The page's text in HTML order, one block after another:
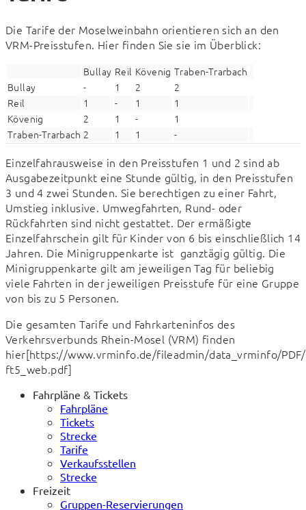
Die Tarife der Moselweinbahn orientieren sich an den
VRM-Preisstufen. Hier finden Sie sie im Überblick:
Bullay Reil Kövenig Traben-Trarbach
Bullay
- 1 2
2
Reil
1 - 1
1
Kövenig
2 1 -
1
Traben-Trarbach 2 1 1 -
Einzelfahrausweise in den Preisstufen 1 und 2 sind ab
Ausgabezeitpunkt eine Stunde gültig, in den Preisstufen
3 und 4 zwei Stunden. Sie berechtigen zu einer Fahrt,
Umstieg inklusive. Umwegfahrten, Rund- oder
Rückfahrten sind nicht gestattet. Der ermäßigte
Einzelfahrschein gilt für Kinder von 6 bis einschließlich 14
Jahren. Die Minigruppenkarte ist  ganztägig gültig. Die
Minigruppenkarte gilt am jeweiligen Tag für beliebig
viele Fahrten in der jeweiligen Preisstufe für eine Gruppe
von bis zu 5 Personen.
Die gesamten Tarife und Fahrkarteninfos des
Verkehrsverbunds Rhein-Mosel (VRM) finden
hier[https://www.vrminfo.de/fileadmin/data_vrminfo/PDF/
ft5_web.pdf]
Fahrpläne & Tickets
Fahrpläne
Tickets
Strecke
Tarife
Verkaufsstellen
Strecke
Freizeit
Gruppen-Reservierungen